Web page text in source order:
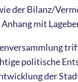
der Bilanz/
mit
politische
der